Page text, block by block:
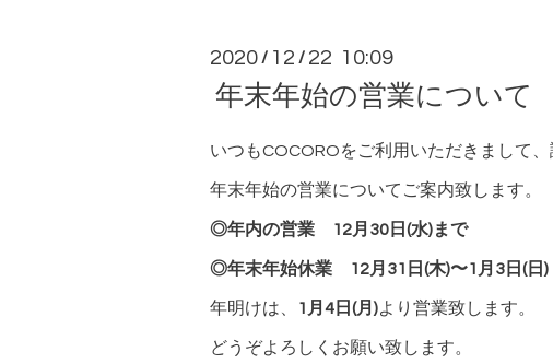
2020 / 12 / 22 10:09
年末年始の営業について
いつもCOCOROをご利用いただきまして
年末年始の営業についてご案内致します。
◎年内の営業 12月30日(水)まで
◎年末年始休業 12月31日(木)〜1月3日(日)
年明けは、 1月4日(月)より営業致します。
どうぞよろしくお願い致します。